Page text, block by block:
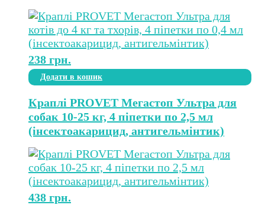
238 грн.
Додати в кошик
Краплі PROVET Мегастоп Ультра для
собак 10-25 кг, 4 піпетки по 2,5 мл
(інсектоакарицид, антигельмінтик)
438 грн.